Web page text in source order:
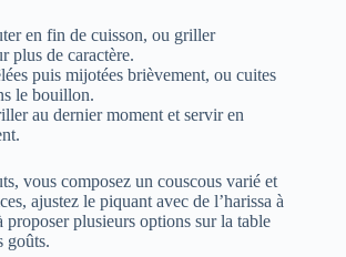
en fin de cuisson, ou griller
plus de caractère.
puis mijotées brièvement, ou cuites
le bouillon.
au dernier moment et servir en
vous composez un couscous varié et
ajustez le piquant avec de l’harissa à
proposer plusieurs options sur la table
goûts.